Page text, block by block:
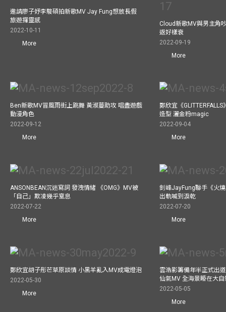
邀請廖子妤李駿碩拍新歌MV Jay Fung想放長假
旅遊攞靈感
2022-10-11
More
Cloud新歌MV與男主角
返好樣衰
2022-09-19
More
Ben新歌MV冒風雨街上跳舞 黃淑蔓助攻 唱盡遊戲
動漫角色
2022-09-12
More
鄭欣宜《
造型 灑金粉magic
2022-09-04
More
ANSONBEAN沉迷寫詞 發洩情緒 《OMG》MV被
「自己」欺凌幾乎窒息
2022-07-22
More
釗峰JayFung聯手《火
出軌喊到淚乾
2022-07-20
More
鄭欣宜胡子彤芒草原談情 小黑羊亂入MV成電燈泡
2022-05-30
More
雲浩影籌備年半正式出
仙氣MV 全海景睡在大自
2022-05-05
More